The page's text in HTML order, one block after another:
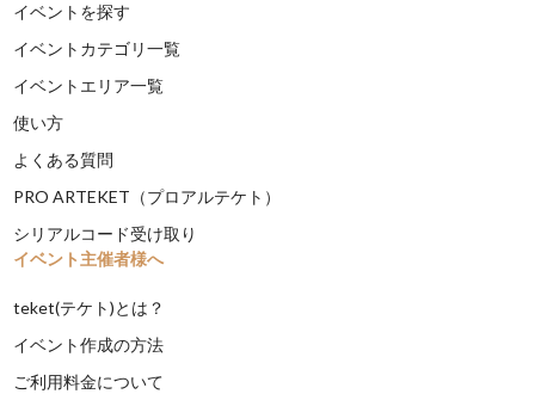
イベントを探す
イベントカテゴリ一覧
イベントエリア一覧
使い方
よくある質問
PRO ARTEKET（プロアルテケト）
シリアルコード受け取り
イベント主催者様へ
teket(テケト)とは？
イベント作成の方法
ご利用料金について